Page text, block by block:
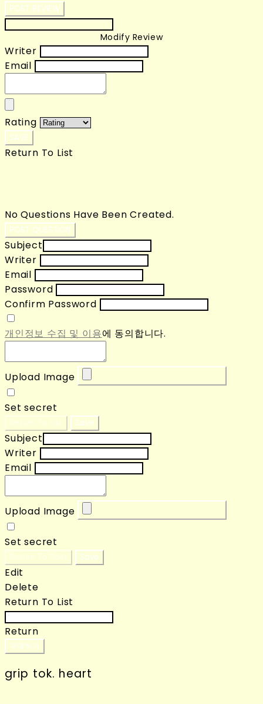
POST REVIEW
Modify Review
Writer
Email
Rating
SAVE
Return To List
No Questions Have Been Created.
POST QUESTION
Subject
Writer
Email
Password
Confirm Password
개인정보 수집 및 이용에 동의합니다.
Upload Image
Set secret
Save
Subject
Writer
Email
Upload Image
Set secret
Save
Edit
Delete
Return To List
Return
구매하기
grip tok. heart